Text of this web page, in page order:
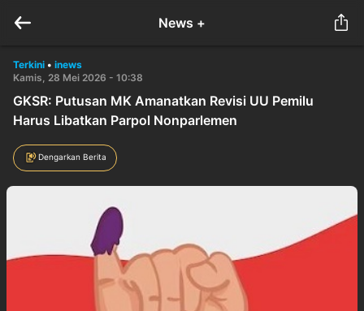
News +
Terkini • inews
Kamis, 28 Mei 2026 - 10:38
GKSR: Putusan MK Amanatkan Revisi UU Pemilu
Harus Libatkan Parpol Nonparlemen
Dengarkan Berita